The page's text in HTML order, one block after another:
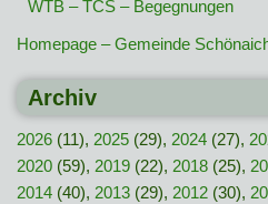
WTB – TCS – Begegnungen
Homepage – Gemeinde
Archiv
2026 (11), 2025 (29), 2024 (27),
2020 (59), 2019 (22), 2018 (25),
2014 (40), 2013 (29), 2012 (30),